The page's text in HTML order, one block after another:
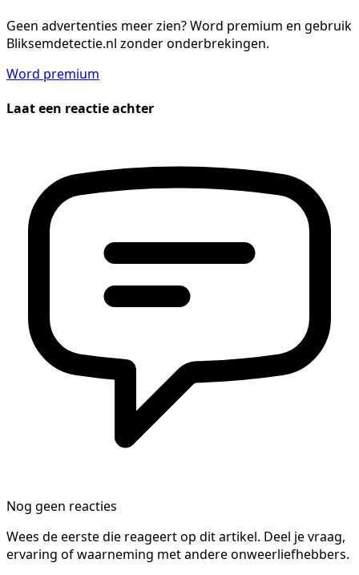
Geen advertenties meer zien?Word premium en gebruik
Bliksemdetectie.nl zonder onderbrekingen.
Word premium
Laat een reactie achter
Nog geen reacties
Wees de eerste die reageert op dit artikel. Deel je vraag,
ervaring of waarneming met andere onweerliefhebbers.